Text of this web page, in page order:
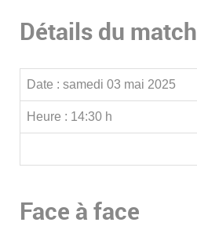
Détails du match
Date : samedi 03 mai 2025
Heure : 14:30 h
Face à face